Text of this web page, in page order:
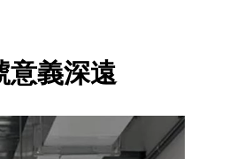
意義深遠